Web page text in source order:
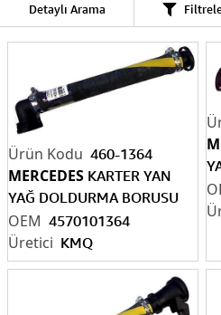
Detaylı Arama
460-1364
4570101364
MERCEDES KARTER YAN
YAĞ DOLDURMA BORUSU
(KAUÇUK) 31 CM
4570101364
KMQ
4